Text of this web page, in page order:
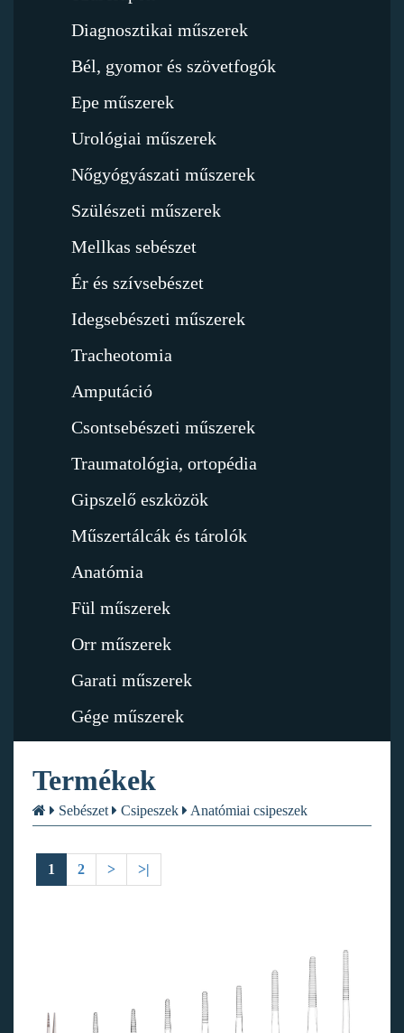
Diagnosztikai műszerek
Bél, gyomor és szövetfogók
Epe műszerek
Urológiai műszerek
Nőgyógyászati műszerek
Szülészeti műszerek
Mellkas sebészet
Ér és szívsebészet
Idegsebészeti műszerek
Tracheotomia
Amputáció
Csontsebészeti műszerek
Traumatológia, ortopédia
Gipszelő eszközök
Műszertálcák és tárolók
Anatómia
Fül műszerek
Orr műszerek
Garati műszerek
Gége műszerek
Termékek
Sebészet Csipeszek Anatómiai csipeszek
1 2 > >|